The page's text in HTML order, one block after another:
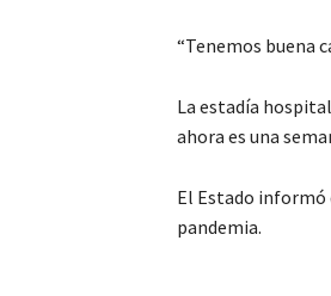
“Tenemos buena
La estadía
ahora es una
El Estado informó
pandemia.